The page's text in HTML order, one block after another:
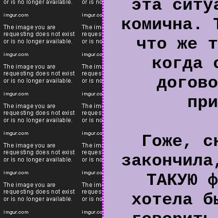
эта
комична.
что же
когда
Гоже,
ТАКУЮ
хотела